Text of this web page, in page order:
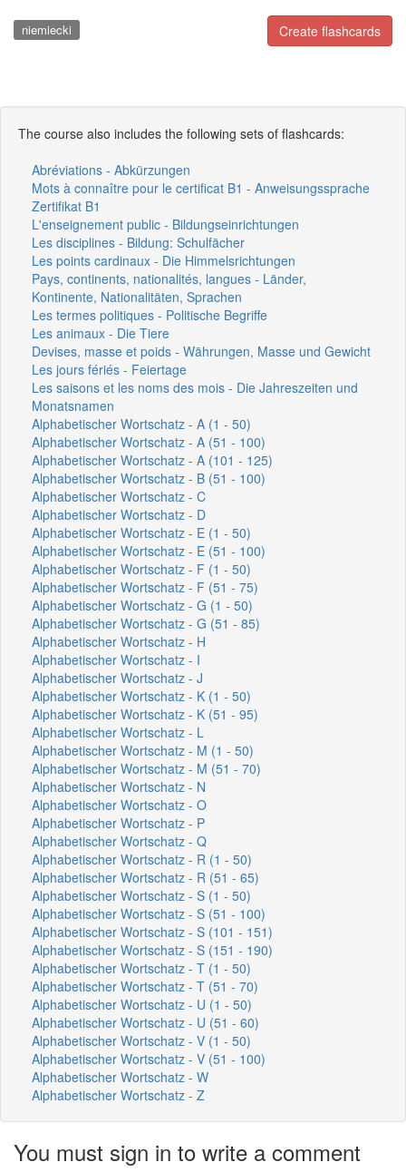
Create flashcards
niemiecki
The course also includes the following sets of flashcards:
Abréviations - Abkürzungen
Mots à connaître pour le certificat B1 - Anweisungssprache
Zertifikat B1
L'enseignement public - Bildungseinrichtungen
Les disciplines - Bildung: Schulfächer
Les points cardinaux - Die Himmelsrichtungen
Pays, continents, nationalités, langues - Länder,
Kontinente, Nationalitäten, Sprachen
Les termes politiques - Politische Begriffe
Les animaux - Die Tiere
Devises, masse et poids - Währungen, Masse und Gewicht
Les jours fériés - Feiertage
Les saisons et les noms des mois - Die Jahreszeiten und
Monatsnamen
Alphabetischer Wortschatz - A (1 - 50)
Alphabetischer Wortschatz - A (51 - 100)
Alphabetischer Wortschatz - A (101 - 125)
Alphabetischer Wortschatz - B (51 - 100)
Alphabetischer Wortschatz - C
Alphabetischer Wortschatz - D
Alphabetischer Wortschatz - E (1 - 50)
Alphabetischer Wortschatz - E (51 - 100)
Alphabetischer Wortschatz - F (1 - 50)
Alphabetischer Wortschatz - F (51 - 75)
Alphabetischer Wortschatz - G (1 - 50)
Alphabetischer Wortschatz - G (51 - 85)
Alphabetischer Wortschatz - H
Alphabetischer Wortschatz - I
Alphabetischer Wortschatz - J
Alphabetischer Wortschatz - K (1 - 50)
Alphabetischer Wortschatz - K (51 - 95)
Alphabetischer Wortschatz - L
Alphabetischer Wortschatz - M (1 - 50)
Alphabetischer Wortschatz - M (51 - 70)
Alphabetischer Wortschatz - N
Alphabetischer Wortschatz - O
Alphabetischer Wortschatz - P
Alphabetischer Wortschatz - Q
Alphabetischer Wortschatz - R (1 - 50)
Alphabetischer Wortschatz - R (51 - 65)
Alphabetischer Wortschatz - S (1 - 50)
Alphabetischer Wortschatz - S (51 - 100)
Alphabetischer Wortschatz - S (101 - 151)
Alphabetischer Wortschatz - S (151 - 190)
Alphabetischer Wortschatz - T (1 - 50)
Alphabetischer Wortschatz - T (51 - 70)
Alphabetischer Wortschatz - U (1 - 50)
Alphabetischer Wortschatz - U (51 - 60)
Alphabetischer Wortschatz - V (1 - 50)
Alphabetischer Wortschatz - V (51 - 100)
Alphabetischer Wortschatz - W
Alphabetischer Wortschatz - Z
You must sign in to write a comment